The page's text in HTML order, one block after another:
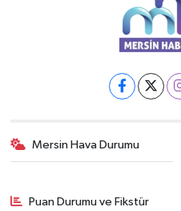
Mersin Hava Durumu
Puan Durumu ve Fikstür